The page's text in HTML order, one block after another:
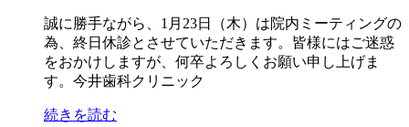
誠に勝手ながら、1月23日（木）は院内ミーティングの
為、終日休診とさせていただきます。皆様にはご迷惑
をおかけしますが、何卒よろしくお願い申し上げま
す。今井歯科クリニック
続きを読む